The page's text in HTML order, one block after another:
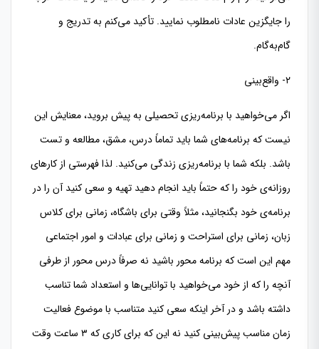
را جایگزین عادات نامطلوب نمایید. تأکید می‌کنم به تدریج و
گام‌به‌گام.
۲- واقع‌بینی
اگر می‌خواهید با برنامه‌ریزی تحصیلی به پیش بروید، معنایش این
نیست که برنامه‌های شما باید تماماً درس، مشق، مطالعه و تست
باشد. بلکه شما با برنامه‌ریزی زندگی می‌کنید. لذا فهرستی از کارهای
روزانه‌ی خود را که حتماً باید انجام دهید تهیه و سعی کنید آن را در
برنامه‌ی خود بگنجانید، مثلاً وقتی برای باشگاه، زمانی برای کلاس
زبان، زمانی برای استراحت و زمانی برای عبادات و امور اجتماعی
مهم این است که برنامه محور باشید نه صرفاً درس محور از طرفی
آنچه را که از خود می‌خواهید با توانایی‌ها و استعداد شما تناسب
داشته باشد و در آخر اینکه سعی کنید متناسب با موضوع فعالیت
زمان مناسب پیش‌بینی کنید نه این که برای کاری که ۳ ساعت وقت